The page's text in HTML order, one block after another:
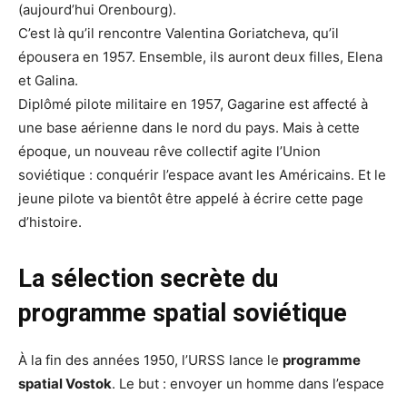
(aujourd’hui Orenbourg).
C’est là qu’il rencontre Valentina Goriatcheva, qu’il
épousera en 1957. Ensemble, ils auront deux filles, Elena
et Galina.
Diplômé pilote militaire en 1957, Gagarine est affecté à
une base aérienne dans le nord du pays. Mais à cette
époque, un nouveau rêve collectif agite l’Union
soviétique : conquérir l’espace avant les Américains. Et le
jeune pilote va bientôt être appelé à écrire cette page
d’histoire.
La sélection secrète du
programme spatial soviétique
À la fin des années 1950, l’URSS lance le programme
spatial Vostok. Le but : envoyer un homme dans l’espace